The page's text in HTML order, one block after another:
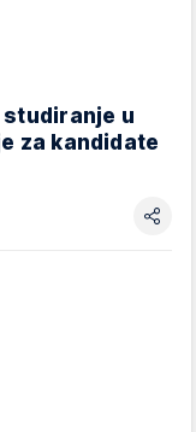
studiranje u
za kandidate